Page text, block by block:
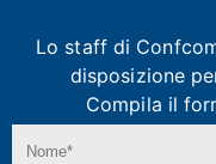
Lo staff di
disposizione
Compila il